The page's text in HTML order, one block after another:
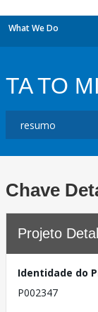
What We Do
TA TO
Chave
Projeto
Identidade do
P002347